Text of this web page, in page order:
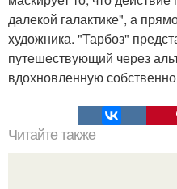
далекой галактике", а
художника. "Тарбоз"
путешествующий через
вдохновленную
Читайте также